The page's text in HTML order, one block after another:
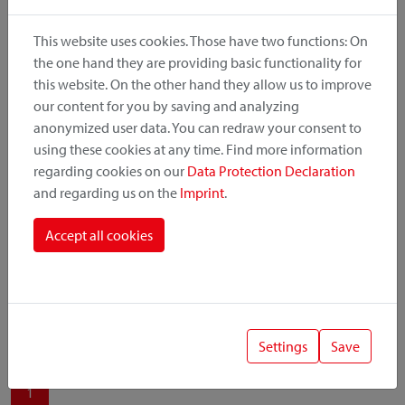
produit, le point de montage et le système de fixation.
Catégorie de produit
Position de montage
Système de fixation
1
This website uses cookies. Those have two functions: On
the one hand they are providing basic functionality for
this website. On the other hand they allow us to improve
our content for you by saving and analyzing
anonymized user data. You can redraw your consent to
using these cookies at any time. Find more information
regarding cookies on our Data Protection Declaration
and regarding us on the Imprint.
Accept all cookies
Settings Save